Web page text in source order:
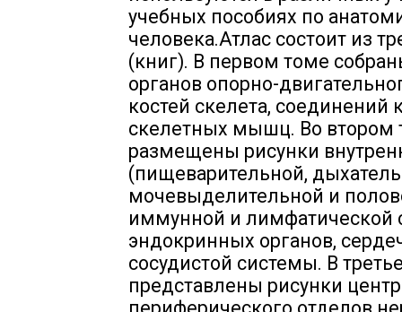
учебных пособиях по
человека.Атлас состоит из
(книг). В первом томе
органов опорно-
костей скелета, соединений
скелетных мышц. Во втором
размещены рисунки
(пищеварительной,
мочевыделительной и
иммунной и лимфатической
эндокринных органов,
сосудистой системы. В
представлены рисунки